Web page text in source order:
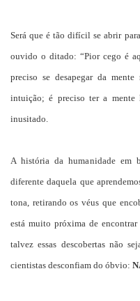
Será que é tão difícil se abrir
ouvido o ditado: “Pior cego é
preciso se desapegar da
intuição; é preciso ter a
inusitado.
A história da humanidade em
diferente daquela que
tona, retirando os véus que
está muito próxima de
talvez essas descobertas não
cientistas desconfiam do óbvio: